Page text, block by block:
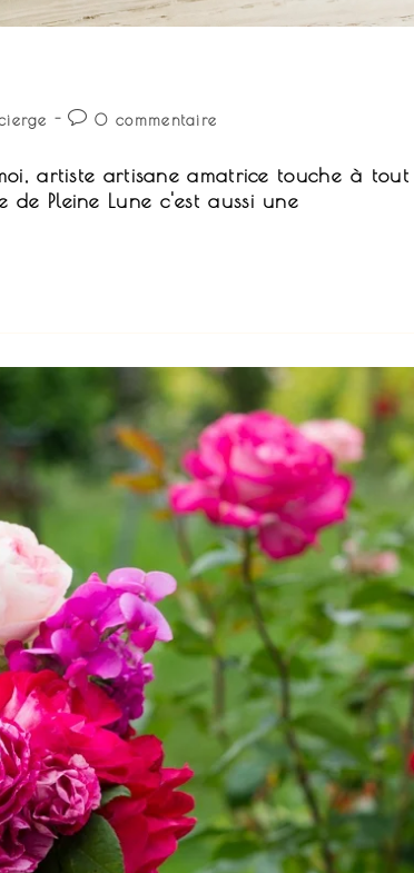
Commentaires
publication :
0 commentaire
artiste artisane amatrice touche à tout
Pleine Lune c'est aussi une